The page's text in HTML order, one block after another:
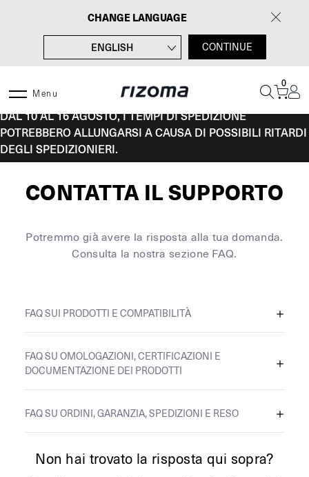
contenuto
CHANGE LANGUAGE
ENGLISH
DEUTSCH
ESPAÑOL
CONTINUE
Menu
0
DAL 10 AL 16 AGOSTO, I TEMPI DI SPEDIZIONE
POTREBBERO ALLUNGARSI A CAUSA DI POSSIBILI RITARDI
DEGLI SPEDIZIONIERI.
CONTATTA IL SUPPORTO
Potremmo già avere la risposta alla tua domanda.
Consulta la nostra sezione FAQ.
FAQ SUI PRODOTTI E COMPATIBILITÀ
FAQ SU OMOLOGAZIONI, CERTIFICAZIONI E
DOCUMENTAZIONE DEI PRODOTTI
FAQ SU ORDINI, GARANZIA, SPEDIZIONI E RESO
Non hai trovato la risposta qui sopra?